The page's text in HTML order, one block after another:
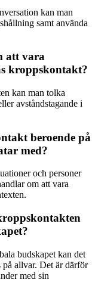
kan man
samt använda
att vara
kroppskontakt?
kan man tolka
avståndstagande i
beroende på
med?
och personer
om att vara
budskapet kan det
på allvar. Det är därför
med sin